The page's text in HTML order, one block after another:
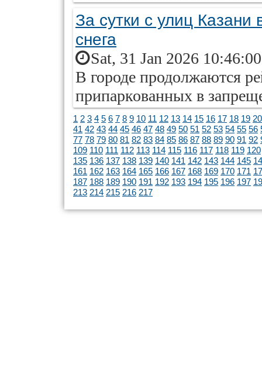
За сутки с улиц
снега
Sat, 31 Jan 2026
В городе продолжаются
припаркованных в
1 2 3 4 5 6 7 8 9 10 11 12 13 14 15 16 17 18 19 20
41 42 43 44 45 46 47 48 49 50 51 52 53 54 55 56
77 78 79 80 81 82 83 84 85 86 87 88 89 90 91 92
109 110 111 112 113 114 115 116 117 118 119 120
135 136 137 138 139 140 141 142 143 144 145
161 162 163 164 165 166 167 168 169 170 171
187 188 189 190 191 192 193 194 195 196 197
213 214 215 216 217